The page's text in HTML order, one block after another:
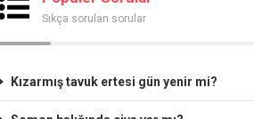
Sıkça sorulan sorular
Kızarmış tavuk ertesi gün yenir mi?